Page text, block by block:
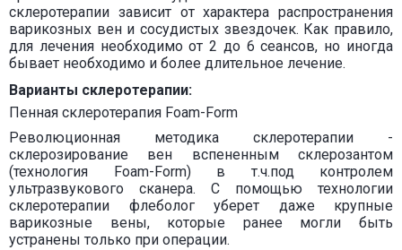
склеротерапии зависит от характера распространения
варикозных вен и сосудистых звездочек. Как правило,
для лечения необходимо от 2 до 6 сеансов, но иногда
бывает необходимо и более длительное лечение.
Варианты склеротерапии:
Пенная склеротерапия Foam-Form
Революционная методика склеротерапии -
склерозирование вен вспененным склерозантом
(технология Foam-Form) в т.ч.под контролем
ультразвукового сканера. С помощью технологии
склеротерапии флеболог уберет даже крупные
варикозные вены, которые ранее могли быть
устранены только при операции.